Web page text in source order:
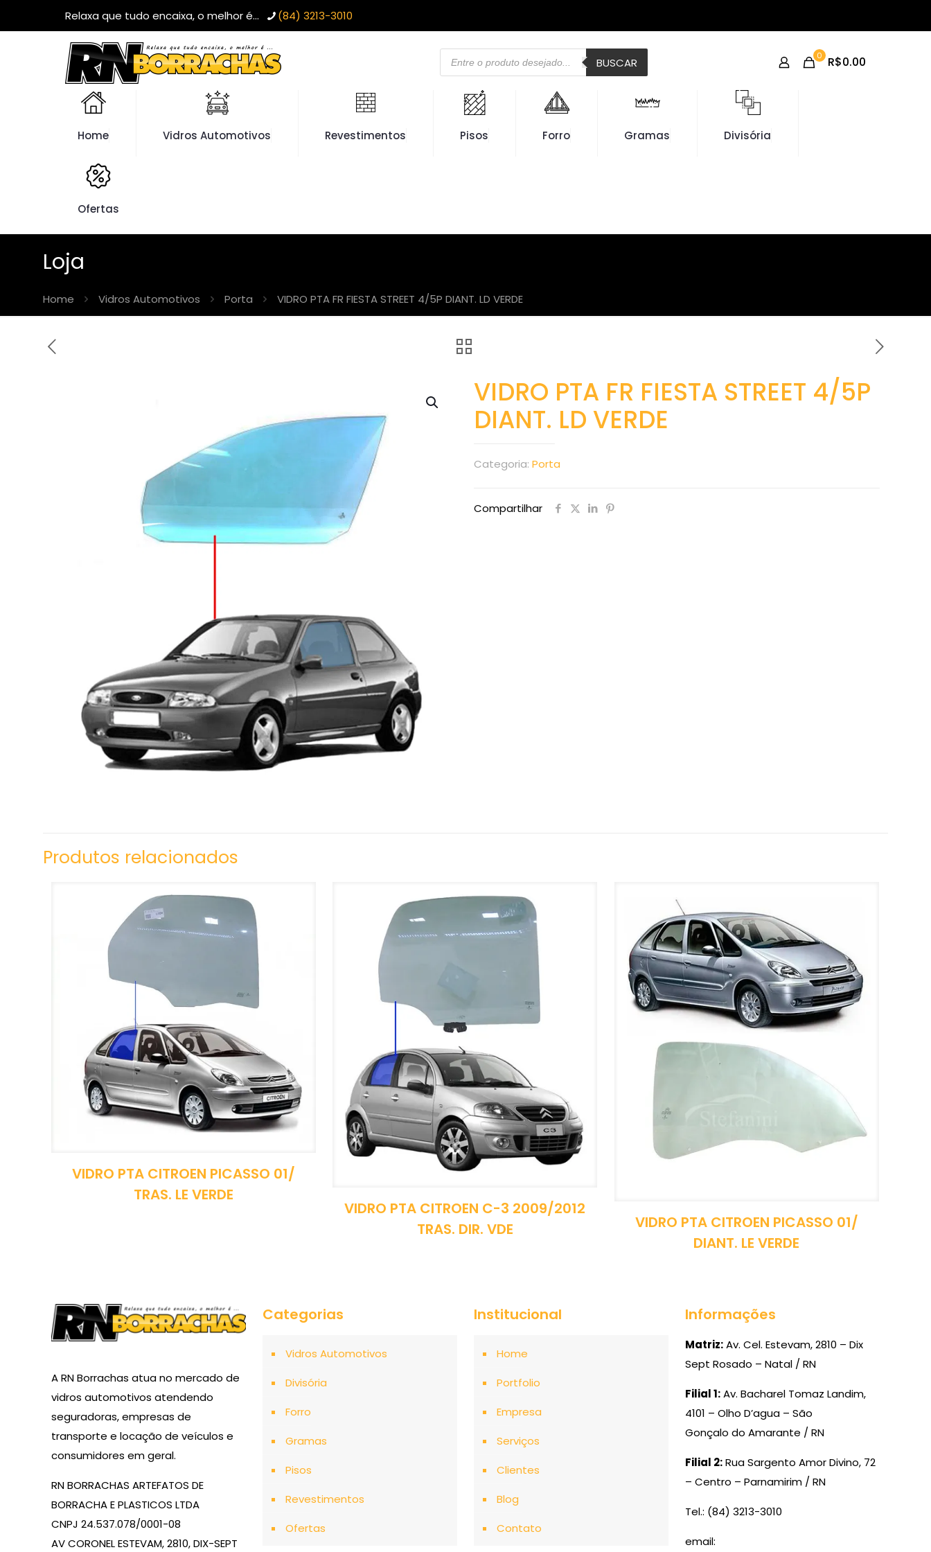
Relaxa que tudo encaixa, o melhor é... (84) 3213-3010
Pesquisar
produtos BUSCAR 0 R$0.00
Home Vidros Automotivos Revestimentos Pisos Forro Gramas Divisória
Ofertas
Loja
Home Vidros Automotivos Porta VIDRO PTA FR FIESTA STREET 4/5P DIANT. LD VERDE
VIDRO PTA FR FIESTA STREET 4/5P
DIANT. LD VERDE
Categoria: Porta
Compartilhar
Produtos relacionados
VIDRO PTA CITROEN PICASSO 01/
TRAS. LE VERDE
VIDRO PTA CITROEN C-3 2009/2012
TRAS. DIR. VDE
VIDRO PTA CITROEN PICASSO 01/
DIANT. LE VERDE
A RN Borrachas atua no mercado de
vidros automotivos atendendo
seguradoras, empresas de
transporte e locação de veículos e
consumidores em geral.
RN BORRACHAS ARTEFATOS DE
BORRACHA E PLASTICOS LTDA
CNPJ 24.537.078/0001-08
AV CORONEL ESTEVAM, 2810, DIX-SEPT
Categorias
Vidros Automotivos
Divisória
Forro
Gramas
Pisos
Revestimentos
Ofertas
Institucional
Home
Portfolio
Empresa
Serviços
Clientes
Blog
Contato
Informações
Matriz:Av. Cel. Estevam, 2810 – Dix
Sept Rosado – Natal / RN
Filial 1:Av. Bacharel Tomaz Landim,
4101 – Olho D’agua – São
Gonçalo do Amarante / RN
Filial 2:Rua Sargento Amor Divino, 72
– Centro – Parnamirim / RN
Tel.: (84) 3213-3010
email: